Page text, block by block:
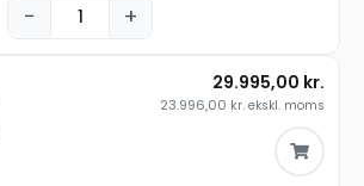
− +
29.995,00 kr.
23.996,00 kr. ekskl. moms